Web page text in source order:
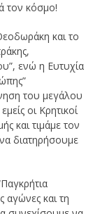
τον κόσμο!
και το
ενώ η Ευτυχία
του μεγάλου
οι Κρητικοί
και τιμάμε τον
διατηρήσουμε
αγώνες και τη